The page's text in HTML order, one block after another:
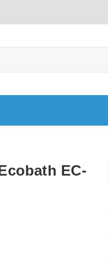
EC-